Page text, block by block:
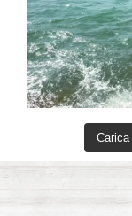
Carica